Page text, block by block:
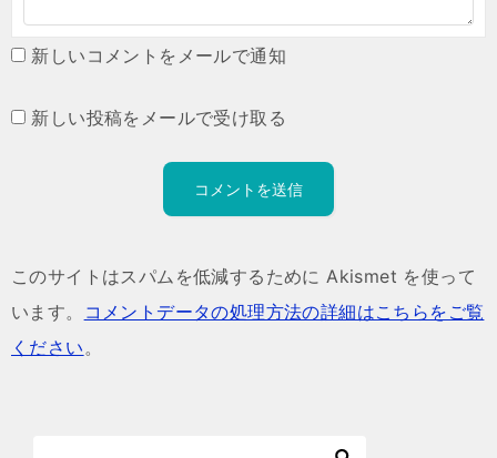
新しいコメントをメールで通知
新しい投稿をメールで受け取る
このサイトはスパムを低減するために Akismet を使って
います。
コメントデータの処理方法の詳細はこちらをご覧
ください 。